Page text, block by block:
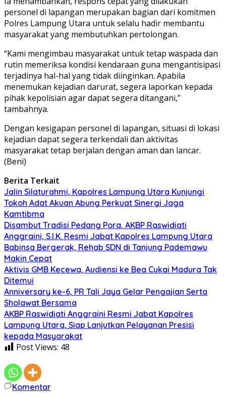
personel di lapangan merupakan bagian dari komitmen
Polres Lampung Utara untuk selalu hadir membantu
masyarakat yang membutuhkan pertolongan.
“Kami mengimbau masyarakat untuk tetap waspada dan
rutin memeriksa kondisi kendaraan guna mengantisipasi
terjadinya hal-hal yang tidak diinginkan. Apabila
menemukan kejadian darurat, segera laporkan kepada
pihak kepolisian agar dapat segera ditangani,”
tambahnya.
Dengan kesigapan personel di lapangan, situasi di lokasi
kejadian dapat segera terkendali dan aktivitas
masyarakat tetap berjalan dengan aman dan lancar.
(Beni)
Berita Terkait
Jalin Silaturahmi, Kapolres Lampung Utara Kunjungi
Tokoh Adat Akuan Abung Perkuat Sinergi Jaga
Kamtibma
Disambut Tradisi Pedang Pora, AKBP Raswidiati
Anggraini, S.I.K. Resmi Jabat Kapolres Lampung Utara
Babinsa Bergerak, Rehab SDN di Tanjung Pademawu
Makin Cepat
Aktivis GMB Kecewa, Audiensi ke Bea Cukai Madura Tak
Ditemui
Anniversary ke-6, PR Tali Jaya Gelar Pengajian Serta
Sholawat Bersama
AKBP Raswidiati Anggraini Resmi Jabat Kapolres
Lampung Utara, Siap Lanjutkan Pelayanan Presisi
kepada Masyarakat
Post Views: 48
Komentar